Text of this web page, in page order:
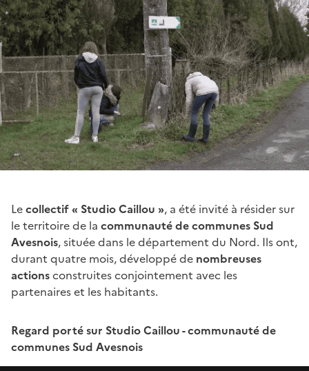
Lecollectif « Studio Caillou », a été invité à résider sur
le territoire de la communauté de communes Sud
Avesnois, située dans le département du Nord. Ils ont,
durant quatre mois, développé de nombreuses
actionsconstruites conjointement avec les
partenaires et les habitants.
Regard porté sur Studio Caillou - communauté de
communes Sud Avesnois